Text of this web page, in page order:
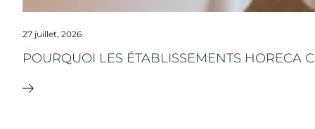
27 juillet, 2026
POURQUOI LES ÉTABLISSEMENTS HORECA